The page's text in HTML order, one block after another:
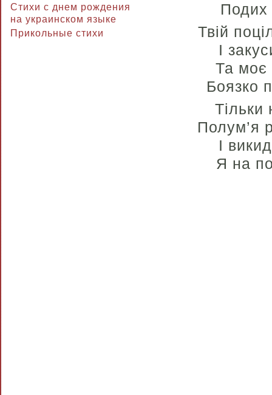
Стихи с днем рождения
на украинском языке
Прикольные стихи
Подих
Твій
І
Та моє
Боязко
Тільки
Полум’я
І
Я на